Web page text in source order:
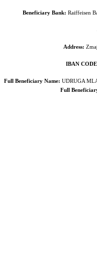
Beneficiary Bank: Raiffeisen
Address:
IBAN
Full Beneficiary Name: UDRUGA
Full